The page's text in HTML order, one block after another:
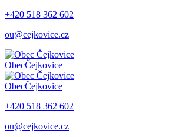
+420 518 362 602
ou@cejkovice.cz
ObecČejkovice
ObecČejkovice
+420 518 362 602
ou@cejkovice.cz